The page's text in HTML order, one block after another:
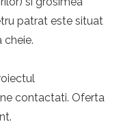
patrat este situat
cheie.
contactati. Oferta